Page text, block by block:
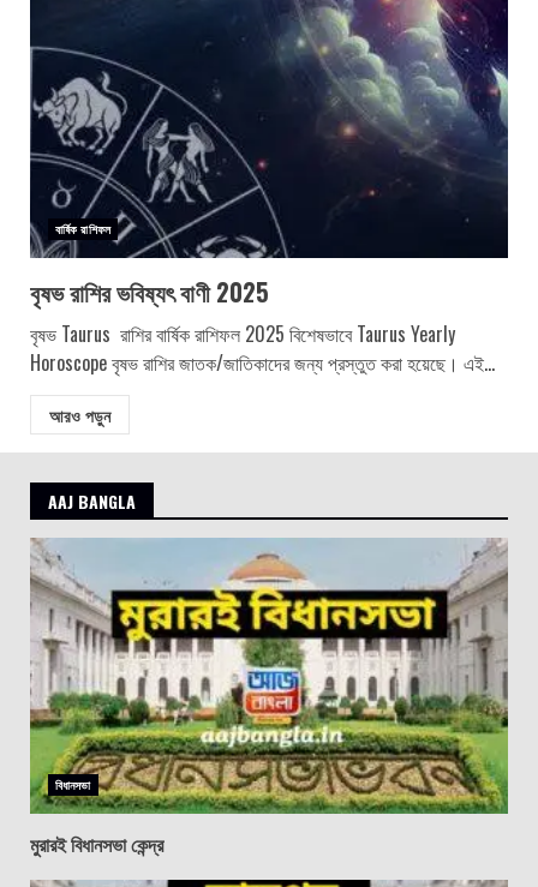
বার্ষিক রাশিফল
বৃষভ রাশির ভবিষ্যৎ বাণী 2025
বৃষভ Taurus রাশির বার্ষিক রাশিফল ​​2025 বিশেষভাবে Taurus Yearly
Horoscope বৃষভ রাশির জাতক/জাতিকাদের জন্য প্রস্তুত করা হয়েছে। এই...
আরও পড়ুন
AAJ BANGLA
বিধানসভা
মুরারই বিধানসভা কেন্দ্র